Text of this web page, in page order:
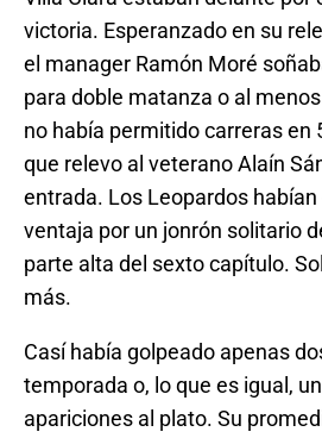
victoria. Esperanzado en su
el manager Ramón Moré
para doble matanza o al
no había permitido carreras en
que relevo al veterano Alaín
entrada. Los Leopardos
ventaja por un jonrón solitario
parte alta del sexto capítulo.
más.
Casí había golpeado apenas
temporada o, lo que es igual,
apariciones al plato. Su